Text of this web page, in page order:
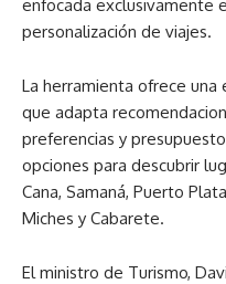
enfocada exclusivamente
personalización de viajes.
La herramienta ofrece una
que adapta
preferencias y
opciones para descubrir
Cana, Samaná, Puerto
Miches y Cabarete.
El ministro de Turismo,